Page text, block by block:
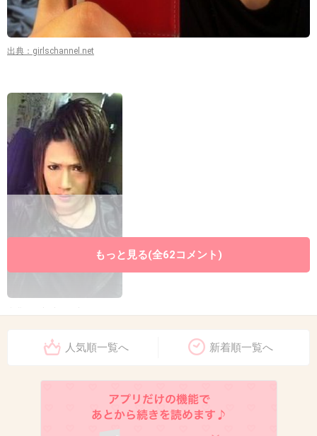
出典：girlschannel.net
の素顔かっこよすぎワロタ
girlschannel.net
もっと見る(全62コメント)
人気順一覧へ 新着順一覧へ